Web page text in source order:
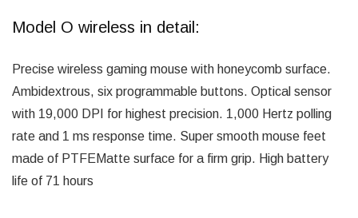
Model O wireless in detail:
Precise wireless gaming mouse with honeycomb surface.
Ambidextrous, six programmable buttons. Optical sensor
with 19,000 DPI for highest precision. 1,000 Hertz polling
rate and 1 ms response time. Super smooth mouse feet
made of PTFEMatte surface for a firm grip. High battery
life of 71 hours